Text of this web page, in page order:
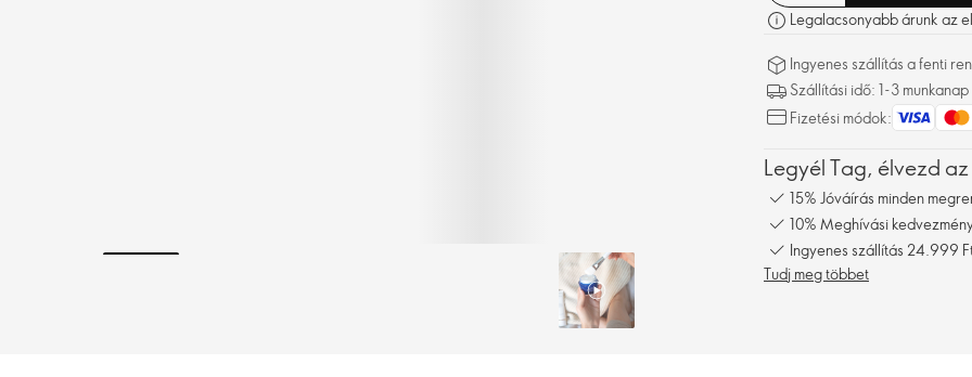
Legalacsonyabb árunk az
Ingyenes szállítás a fenti
Szállítási idő: 1-3 munkanap
Fizetési módok:
Legyél Tag, élvezd
15% Jóváírás minden
10% Meghívási
Ingyenes szállítás 24.999
Tudj meg többet